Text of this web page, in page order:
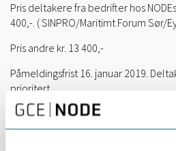
Pris deltakere fra bedrifter hos
400,-. ( SINPRO/Maritimt Forum Sør/
Pris andre kr. 13 400,-
Påmeldingsfrist 16. januar 2019.
prioritert
Praktisk info: